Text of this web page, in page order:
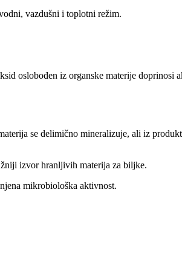
vazdušni i toplotni režim.
oslobođen iz organske materije doprinosi
se delimično mineralizuje, ali iz
izvor hranljivih materija za biljke.
mikrobiološka aktivnost.